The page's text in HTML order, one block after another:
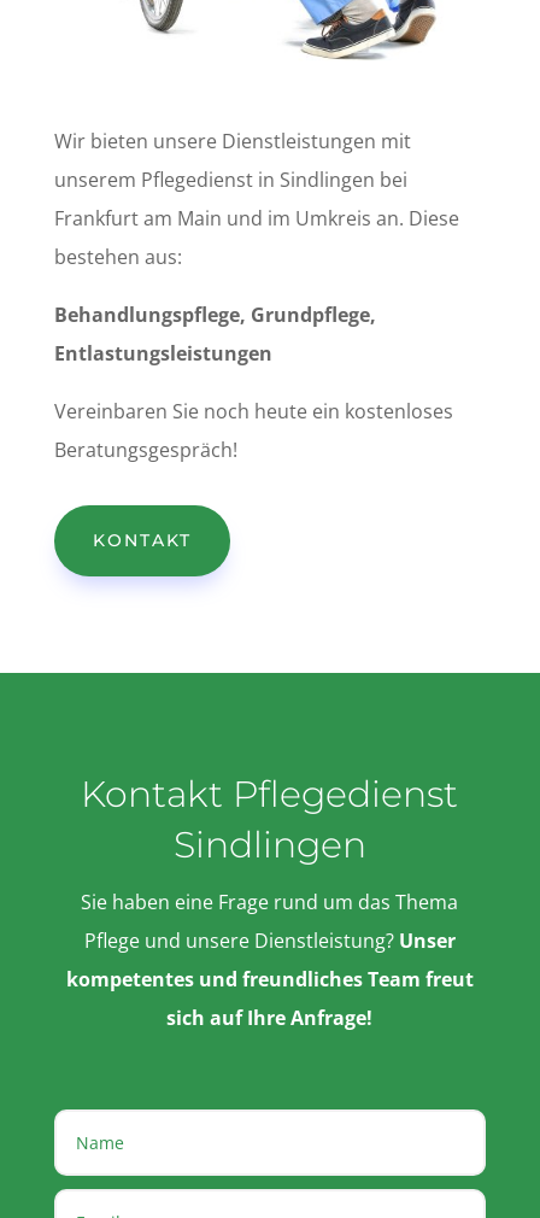
Wir bieten unsere Dienstleistungen mit
unserem Pflegedienst in Sindlingen bei
Frankfurt am Main und im Umkreis an. Diese
bestehen aus:
Behandlungspflege, Grundpflege,
Entlastungsleistungen
Vereinbaren Sie noch heute ein kostenloses
Beratungsgespräch!
KONTAKT
Kontakt Pflegedienst
Sindlingen
Sie haben eine Frage rund um das Thema
Pflege und unsere Dienstleistung? Unser
kompetentes und freundliches Team freut
sich auf Ihre Anfrage!